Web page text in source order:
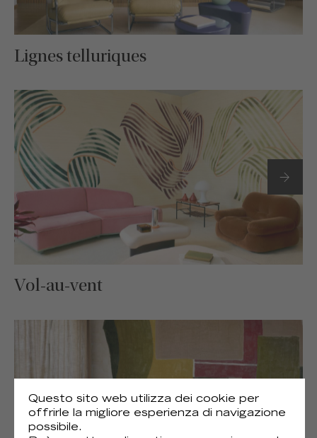
Lignes telluriques
Vol-au-vent
Questo sito web utilizza dei cookie per
offrirle la migliore esperienza di navigazione
possibile.